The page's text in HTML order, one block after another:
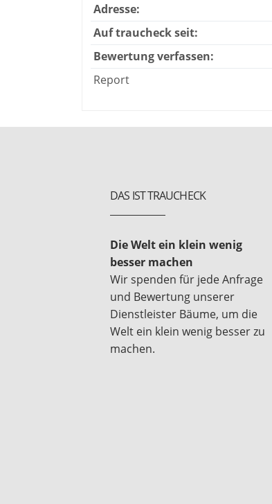
Adresse:
Auf traucheck seit:
Bewertung verfassen:
Report
DAS IST TRAUCHECK
Die Welt ein klein wenig
besser machen
Wir spenden für jede Anfrage
und Bewertung unserer
Dienstleister Bäume, um die
Welt ein klein wenig besser zu
machen.